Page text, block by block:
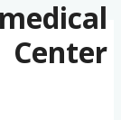
Center